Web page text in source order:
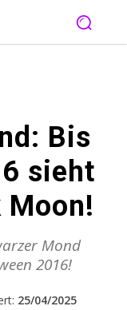
Bis
sieht
Moon!
Mond
2016!
25/04/2025